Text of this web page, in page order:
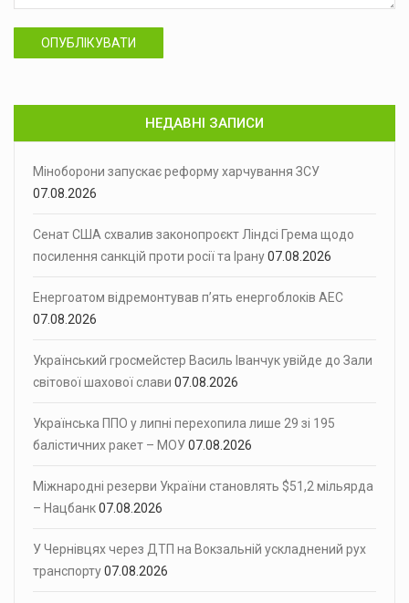
ОПУБЛІКУВАТИ
НЕДАВНІ ЗАПИСИ
Міноборони запускає реформу харчування ЗСУ
07.08.2026
Сенат США схвалив законопроєкт Ліндсі Грема щодо
посилення санкцій проти росії та Ірану07.08.2026
Енергоатом відремонтував п’ять енергоблоків АЕС
07.08.2026
Український гросмейстер Василь Іванчук увійде до Зали
світової шахової слави 07.08.2026
Українська ППО у липні перехопила лише 29 зі 195
балістичних ракет – МОУ07.08.2026
Міжнародні резерви України становлять $51,2 мільярда
– Нацбанк07.08.2026
У Чернівцях через ДТП на Вокзальній ускладнений рух
транспорту07.08.2026